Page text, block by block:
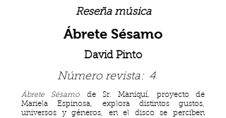
Reseña música
Ábrete Sésamo
David Pinto
Número revista: 4
Ábrete Sésamo de Sr. Maniquí, proyecto de
Mariela Espinosa,
explora distintos gustos,
universos y géneros, en el disco se perciben